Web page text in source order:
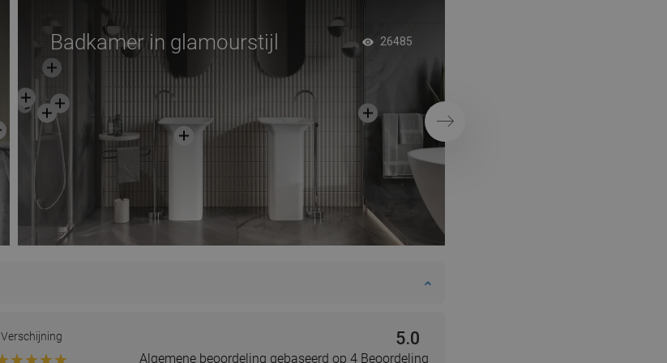
Badkamer in glamourstijl 26485
Volgende
Verschijning 5.0
Algemene beoordeling gebaseerd op 4 Beoordeling